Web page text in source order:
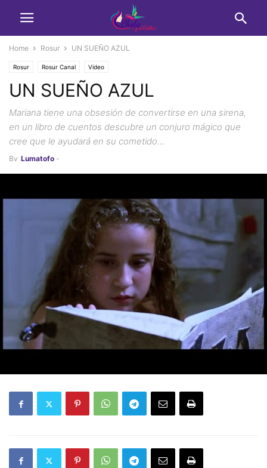
Home Rosur UN SUEÑO AZUL
Rosur Rosur Canal Video
UN SUEÑO AZUL
Mariana tiene una obsesión de convertirse en una sirena,
en un libro de cuentos descubre un conjuro mágico que
cree que le ayudará en su cometido...
By Lumatofo -